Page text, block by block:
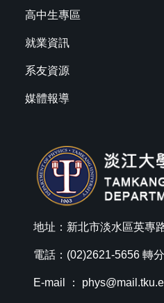
高中生專區
就業資訊
系友資源
媒體報導
地址：新北市淡水區英專
電話：(02)2621-5656 轉
E-mail ：